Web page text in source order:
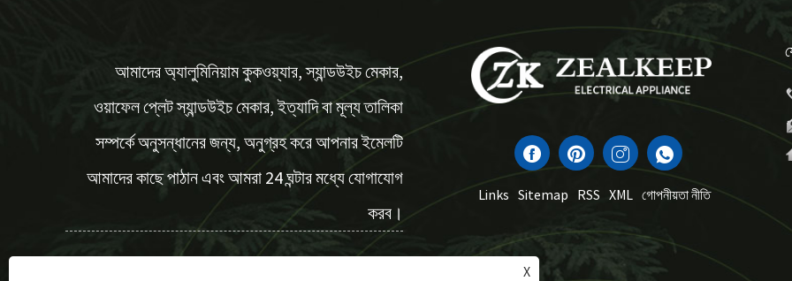
আমাদের অ্যালুমিনিয়াম কুকওয়্যার, স্যান্ডউইচ মেকার,
ওয়াফেল প্লেট স্যান্ডউইচ মেকার, ইত্যাদি বা মূল্য তালিকা
সম্পর্কে অনুসন্ধানের জন্য, অনুগ্রহ করে আপনার ইমেলটি
আমাদের কাছে পাঠান এবং আমরা 24 ঘন্টার মধ্যে যোগাযোগ
করব।
Links Sitemap RSS XML গোপনীয়তা নীতি
X